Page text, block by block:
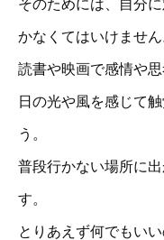
そのためには、自分
かなくてはいけません
読書や映画で感情や
日の光や風を感じて
う。
普段行かない場所に
す。
とりあえず何でもい